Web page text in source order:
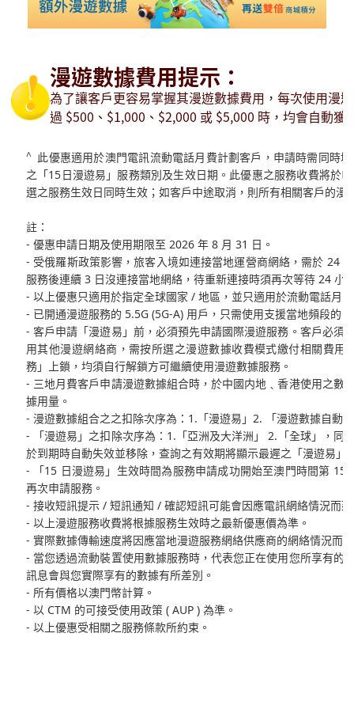
漫遊數據費用提示：
為了讓客戶更容易掌握其漫遊數據費用，每次使用漫
過 $500 、 $1,000 、 $2,000 或 $5,000 時，均會自動獲
^ 此優惠適用於澳門電訊流動電話月費計劃客戶，申請時需同時
之「15日漫遊易」服務類別及生效日期。此優惠之服務收費將於
選之服務生效日同時生效；如客戶中途取消，則所有相關客戶的漫
註：
- 優惠申請日期及使用期限至 2026 年 8 月 31 日。
- 受俄羅斯政策影響，旅客入境如連接當地運營商網絡，需於 24
服務後連續 3 日沒連接當地網絡，待重新連接時須再次等待 24 小
- 以上優惠只適用於指定全球國家 / 地區，並只適用於流動電話月
- 已開通漫遊服務的 5.5G (5G-A) 用戶，只需使用支援當地頻段的
- 客戶申請「漫遊易」前，必須預先申請國際漫遊服務。客戶必
用其他漫遊網絡商，需按所選之漫遊數據收費模式繳付相關費
務」上鎖，均須自行解鎖方可繼續使用漫遊數據服務。
- 三地月費客戶申請漫遊數據組合時，於中國内地﹑香港使用之
據用量。
- 漫遊數據組合之之扣除次序為：1.「漫遊易」2. 「漫遊數據自動
- 「漫遊易」之扣除次序為：1.「亞洲及大洋洲」 2.「全球」，
於到期時自動失效並移除，查詢之有效期將顯示最遲之「漫遊易」
- 「15 日漫遊易」生效時間為服務申請成功開始至澳門時間第
再次申請服務。
- 接收短訊提示 / 短訊通知 / 確認短訊可能會因應電訊網絡情況而
- 以上漫遊服務收費將根據服務生效時之最新優惠價為準。
- 實際數據傳輸速度將因應當地漫遊服務網絡供應商的網絡情況而
- 當您透過流動裝置使用數據服務時，代表您正在使用您所享有
訊息會與您實際享有的數據有所差別。
- 所有價格以澳門幣計算。
- 以 CTM 的可接受使用政策 ( AUP ) 為準。
- 以上優惠受相關之服務條款所約束。